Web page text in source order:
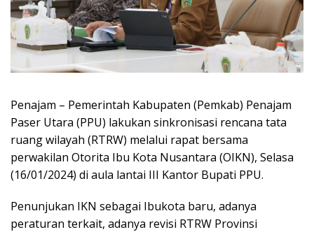
Penajam – Pemerintah Kabupaten (Pemkab) Penajam
Paser Utara (PPU) lakukan sinkronisasi rencana tata
ruang wilayah (RTRW) melalui rapat bersama
perwakilan Otorita Ibu Kota Nusantara (OIKN), Selasa
(16/01/2024) di aula lantai III Kantor Bupati PPU.
Penunjukan IKN sebagai Ibukota baru, adanya
peraturan terkait, adanya revisi RTRW Provinsi